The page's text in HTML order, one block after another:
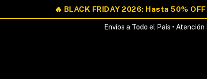
Envíos a Todo el País •